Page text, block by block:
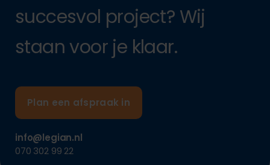
succesvol project? Wij
staan voor je klaar.
Plan een afspraak in
info@legian.nl
070 302 99 22